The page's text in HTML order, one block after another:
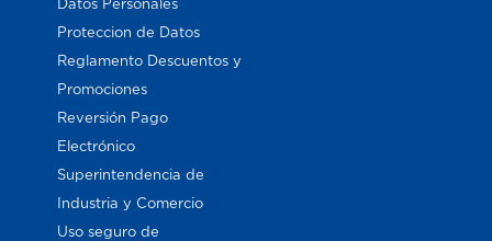
Datos Personales
Proteccion de Datos
Reglamento Descuentos y
Promociones
Reversión Pago
Electrónico
Superintendencia de
Industria y Comercio
Uso seguro de